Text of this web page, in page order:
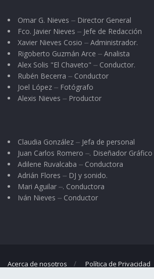
Omar G. Nieves ⏤ Director General
Fco. Javier Nieves ⏤ Jefe de Redacción
Xavier Nieves Cosio ⏤ Administrador.
Rigoberto Guzmán Arce ⏤ Analista
Alex Solis "El Chaveto" ⏤ Conductor.
Rubén Becerra ⏤ Conductor
Joel López ⏤ Fotógrafo
Alexis Nieves ⏤ Productor
Claudia González ⏤ Jefa de personal
Juan Carlos Romero ⏤. Diseñador Gráfico
Adilene Ruvalcaba ⏤ Conductora
Adrián Flores ⏤ DJ y sonido.
Mari Aguilar ⏤. Conductora
Iván Nieves ⏤ Conductor
Acerca de nosotros Política de Privacidad